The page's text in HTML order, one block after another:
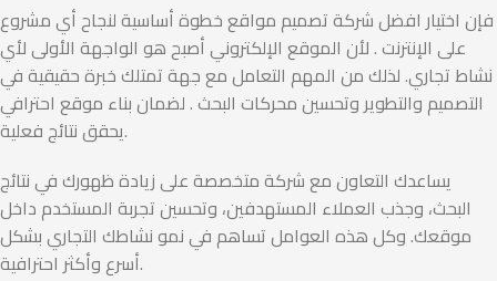
فإن اختيار افضل شركة تصميم مواقع خطوة أساسية لنجاح أي مشروع
على الإنترنت . لأن الموقع الإلكتروني أصبح هو الواجهة الأولى لأي
نشاط تجاري. لذلك من المهم التعامل مع جهة تمتلك خبرة حقيقية في
التصميم والتطوير وتحسين محركات البحث . لضمان بناء موقع احترافي
يحقق نتائج فعلية.
يساعدك التعاون مع شركة متخصصة على زيادة ظهورك في نتائج
البحث، وجذب العملاء المستهدفين، وتحسين تجربة المستخدم داخل
موقعك. وكل هذه العوامل تساهم في نمو نشاطك التجاري بشكل
أسرع وأكثر احترافية.